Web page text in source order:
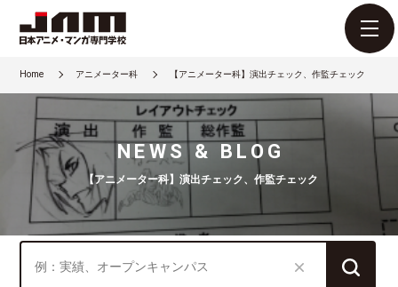
Home アニメーター科 【アニメーター科】演出チェック、作監チェック
NEWS & BLOG
【アニメーター科】演出チェック、作監チェック